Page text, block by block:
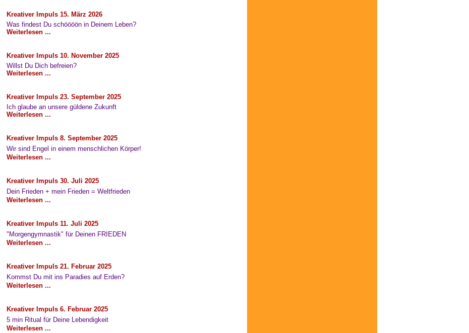
Kreativer Impuls 15. März 2026
Was findest Du schöööön in Deinem Leben?
Weiterlesen ...
Kreativer Impuls 10. November 2025
Willst Du Dich befreien?
Weiterlesen ...
Kreativer Impuls 23. September 2025
Ich glaube an unsere güldene Zukunft
Weiterlesen ...
Kreativer Impuls 8. September 2025
Wir sind Engel in einem menschlichen Körper!
Weiterlesen ...
Kreativer Impuls 30. Juli 2025
Dein Frieden + mein Frieden = Weltfrieden
Weiterlesen ...
Kreativer Impuls 11. Juli 2025
"Morgengymnastik" für Deinen FRIEDEN
Weiterlesen ...
Kreativer Impuls 21. Februar 2025
Kommst Du mit ins Paradies auf Erden?
Weiterlesen ...
Kreativer Impuls 6. Februar 2025
5 min Ritual für Deine Lebendigkeit
Weiterlesen ...